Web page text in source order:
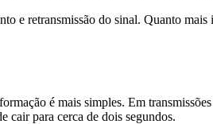
e retransmissão do sinal. Quanto
é mais simples. Em
cair para cerca de dois segundos.